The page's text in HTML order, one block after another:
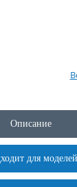
Описание
для моделей